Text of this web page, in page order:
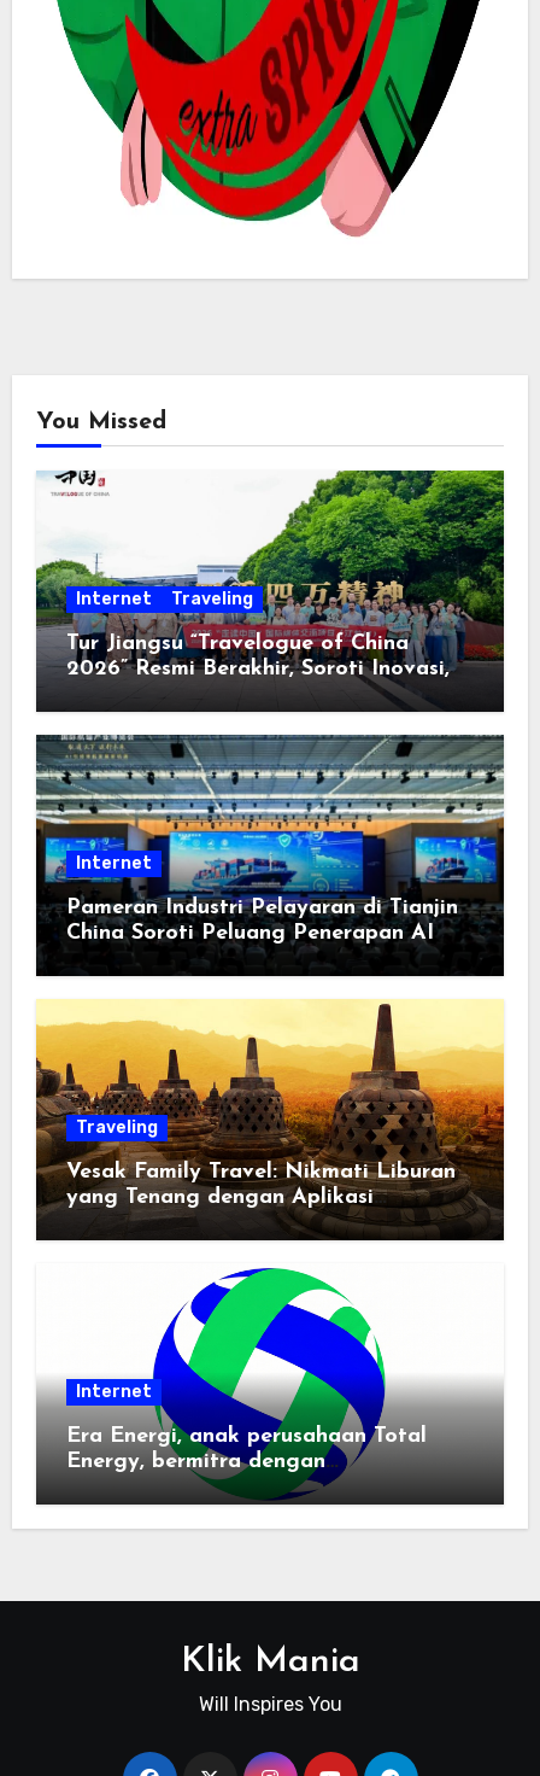
You Missed
Internet Traveling
Tur Jiangsu “Travelogue of China
2026” Resmi Berakhir, Soroti Inovasi,
Keterbukaan, dan Pembangunan
Berorientasi pada Masyarakat
Internet
Pameran Industri Pelayaran di Tianjin
China Soroti Peluang Penerapan AI
Traveling
Vesak Family Travel: Nikmati Liburan
yang Tenang dengan Aplikasi
Pemindai PDF
Internet
Era Energi, anak perusahaan Total
Energy, bermitra dengan
Zhuochuangtong untuk mempercepat
transisi energi Indonesia — raksasa
Klik Mania
Will Inspires You